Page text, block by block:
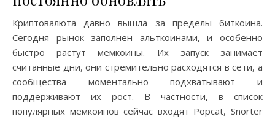
Криптовалюта давно вышла за пределы биткоина.
Сегодня рынок заполнен альткоинами, и особенно
быстро растут мемкоины. Их запуск занимает
считанные дни, они стремительно расходятся в сети, а
сообщества моментально подхватывают и
поддерживают их рост. В частности, в список
популярных мемкоинов сейчас входят Popcat, Snorter